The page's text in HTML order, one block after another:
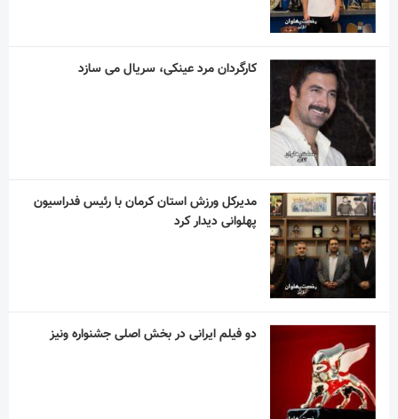
کارگردان مرد عینکی، سریال می سازد
مدیرکل ورزش استان کرمان با رئیس فدراسیون
پهلوانی دیدار کرد
دو فیلم ایرانی در بخش اصلی جشنواره ونیز